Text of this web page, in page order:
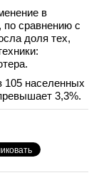
в
по сравнению с
доля тех,
105 населенных
3,3%.